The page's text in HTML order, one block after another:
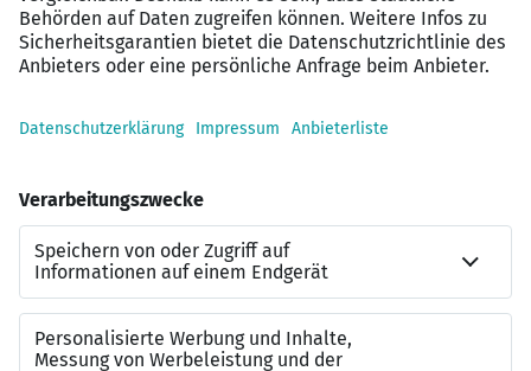
Systeme schnell zu erfassen, strukturiert zu analysieren
und verständlich zu dokumentieren.✓ Hohe
Eigenmotivation und den Anspruch, zur Spitzengruppe
Ansprechpartner für fachspezifische Fragen in Deiner
mit digitalen Tools (CAD, Planungssysteme,
Dokumentation).✓ Du hast gute Deutschkenntnisse
(Muttersprache oder mind. B2) Das kannst du von uns
erwarten Wir wollen Dich nach erfolgreicher Prüfung
Deiner Bewerbung in einem telefonischen Erstgespräch
näher kennenlernen. Du hast uns überzeugt? Perfekt, als